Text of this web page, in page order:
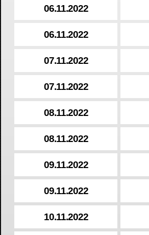
06.11.2022
06.11.2022
07.11.2022
07.11.2022
08.11.2022
08.11.2022
09.11.2022
09.11.2022
10.11.2022